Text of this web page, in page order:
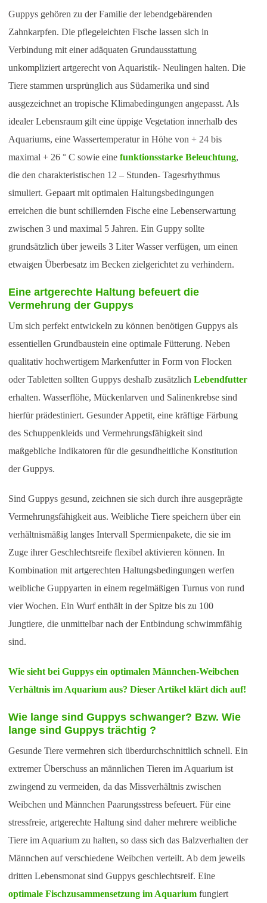
Guppys gehören zu der Familie der lebendgebärenden
Zahnkarpfen. Die pflegeleichten Fische lassen sich in
Verbindung mit einer adäquaten Grundausstattung
unkompliziert artgerecht von Aquaristik- Neulingen halten. Die
Tiere stammen ursprünglich aus Südamerika und sind
ausgezeichnet an tropische Klimabedingungen angepasst. Als
idealer Lebensraum gilt eine üppige Vegetation innerhalb des
Aquariums, eine Wassertemperatur in Höhe von + 24 bis
maximal + 26 ° C sowie eine funktionsstarke Beleuchtung,
die den charakteristischen 12 – Stunden- Tagesrhythmus
simuliert. Gepaart mit optimalen Haltungsbedingungen
erreichen die bunt schillernden Fische eine Lebenserwartung
zwischen 3 und maximal 5 Jahren. Ein Guppy sollte
grundsätzlich über jeweils 3 Liter Wasser verfügen, um einen
etwaigen Überbesatz im Becken zielgerichtet zu verhindern.
Eine artgerechte Haltung befeuert die
Vermehrung der Guppys
Um sich perfekt entwickeln zu können benötigen Guppys als
essentiellen Grundbaustein eine optimale Fütterung. Neben
qualitativ hochwertigem Markenfutter in Form von Flocken
oder Tabletten sollten Guppys deshalb zusätzlich Lebendfutter
erhalten. Wasserflöhe, Mückenlarven und Salinenkrebse sind
hierfür prädestiniert. Gesunder Appetit, eine kräftige Färbung
des Schuppenkleids und Vermehrungsfähigkeit sind
maßgebliche Indikatoren für die gesundheitliche Konstitution
der Guppys.
Sind Guppys gesund, zeichnen sie sich durch ihre ausgeprägte
Vermehrungsfähigkeit aus. Weibliche Tiere speichern über ein
verhältnismäßig langes Intervall Spermienpakete, die sie im
Zuge ihrer Geschlechtsreife flexibel aktivieren können. In
Kombination mit artgerechten Haltungsbedingungen werfen
weibliche Guppyarten in einem regelmäßigen Turnus von rund
vier Wochen. Ein Wurf enthält in der Spitze bis zu 100
Jungtiere, die unmittelbar nach der Entbindung schwimmfähig
sind.
Wie sieht bei Guppys ein optimalen Männchen-Weibchen
Verhältnis im Aquarium aus? Dieser Artikel klärt dich auf!
Wie lange sind Guppys schwanger? Bzw. Wie
lange sind Guppys trächtig ?
Gesunde Tiere vermehren sich überdurchschnittlich schnell. Ein
extremer Überschuss an männlichen Tieren im Aquarium ist
zwingend zu vermeiden, da das Missverhältnis zwischen
Weibchen und Männchen Paarungsstress befeuert. Für eine
stressfreie, artgerechte Haltung sind daher mehrere weibliche
Tiere im Aquarium zu halten, so dass sich das Balzverhalten der
Männchen auf verschiedene Weibchen verteilt. Ab dem jeweils
dritten Lebensmonat sind Guppys geschlechtsreif. Eine
optimale Fischzusammensetzung im Aquarium fungiert